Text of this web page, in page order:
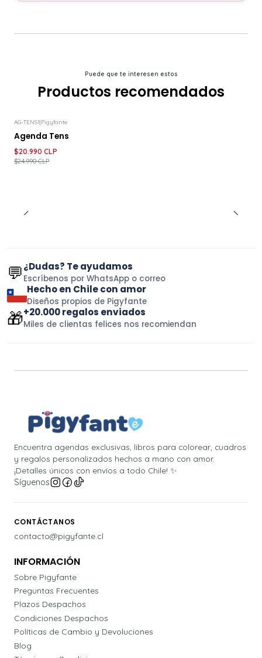
Puede que te interesen estos
Productos recomendados
-16%DESCUENTO
AG-TENS1|Pigyfante
Agenda Tens
$20.990 CLP
$24.990 CLP
💬¿Dudas? Te ayudamos
Escríbenos por WhatsApp o correo
Hecho en Chile con amor
Diseños propios de Pigyfante
🎁+20.000 regalos enviados
Miles de clientas felices nos recomiendan
Encuentra agendas exclusivas, libros para colorear, cuadros
y regalos personalizados hechos a mano con amor.
¡Detalles únicos con envíos a todo Chile! ✨
Síguenos
CONTÁCTANOS
contacto@pigyfante.cl
INFORMACIÓN
Sobre Pigyfante
Preguntas Frecuentes
Plazos Despachos
Condiciones Despachos
Políticas de Cambio y Devoluciones
Blog